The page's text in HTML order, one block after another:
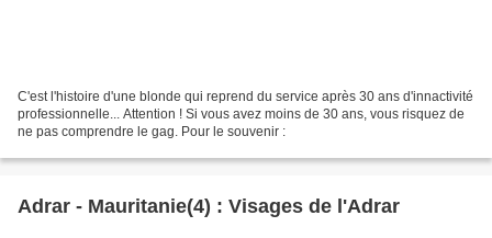
C'est l'histoire d'une blonde qui reprend du service après 30 ans d'innactivité
professionnelle... Attention ! Si vous avez moins de 30 ans, vous risquez de
ne pas comprendre le gag. Pour le souvenir :
Adrar - Mauritanie(4) : Visages de l'Adrar